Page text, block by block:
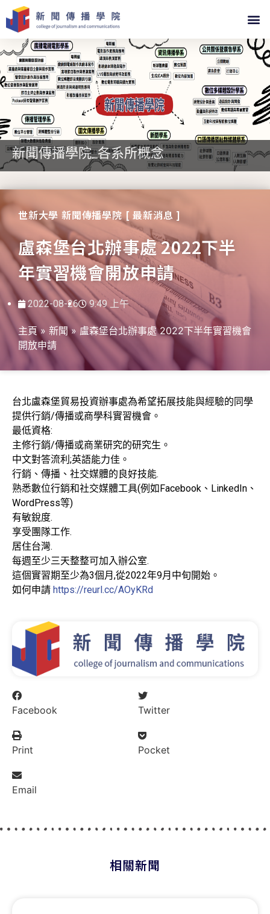
新聞傳播學院_各系所概念
世新大學 新聞傳播學院 [ 最新消息 ]
盧森堡台北辦事處 2022下半
年實習機會開放申請
2022-08-26 9:49 上午
主頁 » 新聞 » 盧森堡台北辦事處 2022下半年實習機會
開放申請
台北盧森堡貿易投資辦事處為希望拓展技能與經驗的同學
提供行銷/傳播或商學科實習機會。
最低資格:
主修行銷/傳播或商業研究的研究生。
中文對答流利;英語能力佳。
行銷、傳播、社交媒體的良好技能.
熟悉數位行銷和社交媒體工具(例如Facebook、LinkedIn、
WordPress等)
有敏銳度.
享受團隊工作.
居住台灣.
每週至少三天整整可加入辦公室.
這個實習期至少為3個月,從2022年9月中旬開始。
如何申請 https://reurl.cc/AOyKRd
Facebook Twitter
Print Pocket
Email
相關新聞